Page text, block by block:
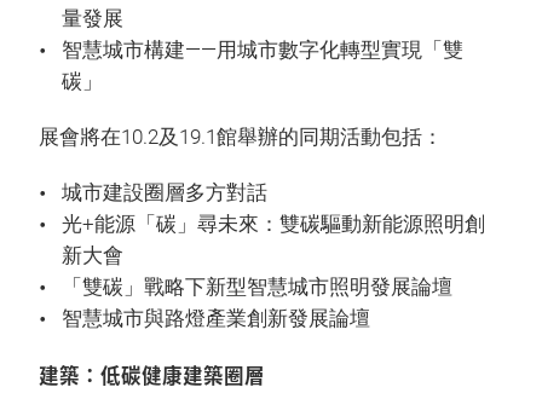
量發展
智慧城市構建——用城市數字化轉型實現「雙
碳」
展會將在10.2及19.1館舉辦的同期活動包括：
城市建設圈層多方對話
光+能源「碳」尋未來：雙碳驅動新能源照明創
新大會
「雙碳」戰略下新型智慧城市照明發展論壇
智慧城市與路燈產業創新發展論壇
建築：低碳健康建築圈層